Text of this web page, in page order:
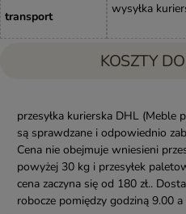
transport
wysyłka
KOSZTY
przesyłka kurierska DHL (Meble
są sprawdzane i odpowiednio
Cena nie obejmuje wniesieni
powyżej 30 kg i przesyłek
cena zaczyna się od 180 zł..
robocze pomiędzy godziną 9.00 a